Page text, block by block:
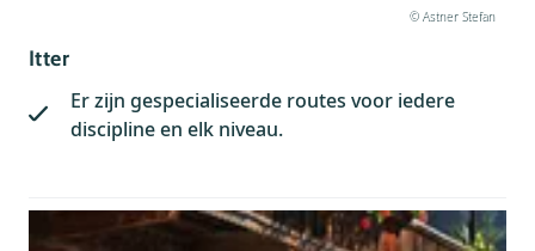
© Astner Stefan
Itter
Er zijn gespecialiseerde routes voor iedere
discipline en elk niveau.